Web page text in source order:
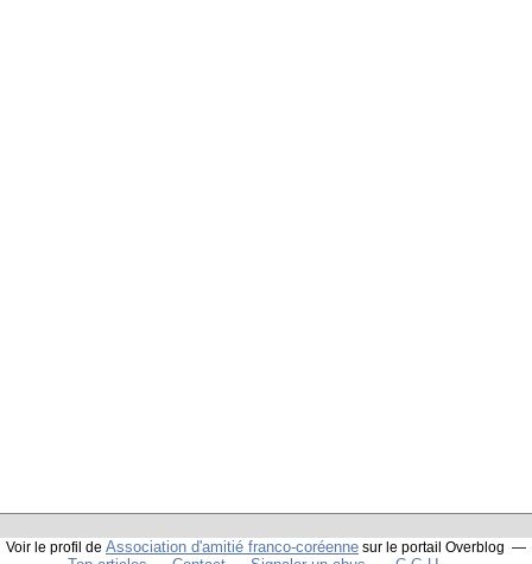
Voir le profil de Association d'amitié franco-coréenne sur le portail Overblog